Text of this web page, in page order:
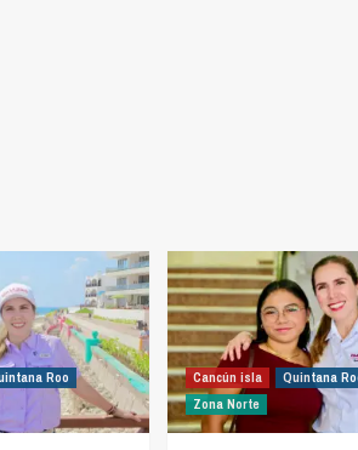
Roo
Cancún isla
Quintana
Zona Norte